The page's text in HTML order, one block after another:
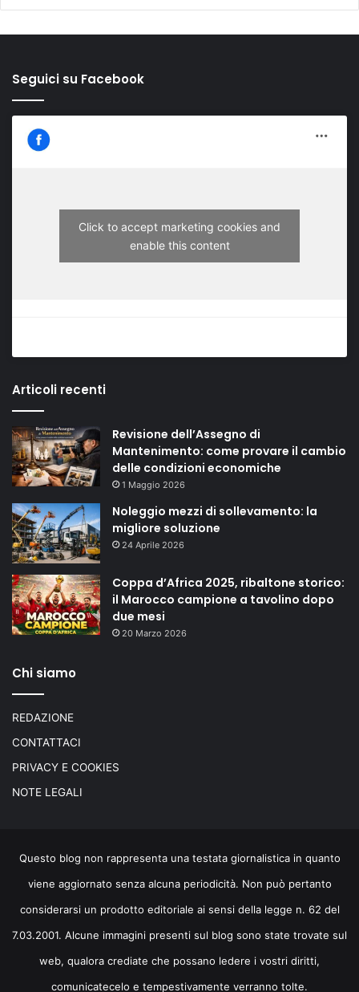
Seguici su Facebook
Click to accept marketing cookies and
enable this content
Articoli recenti
Revisione dell’Assegno di
Mantenimento: come provare il cambio
delle condizioni economiche
1 Maggio 2026
Noleggio mezzi di sollevamento: la
migliore soluzione
24 Aprile 2026
Coppa d’Africa 2025, ribaltone storico:
il Marocco campione a tavolino dopo
due mesi
20 Marzo 2026
Chi siamo
REDAZIONE
CONTATTACI
PRIVACY E COOKIES
NOTE LEGALI
Questo blog non rappresenta una testata giornalistica in quanto
viene aggiornato senza alcuna periodicità. Non può pertanto
considerarsi un prodotto editoriale ai sensi della legge n. 62 del
7.03.2001. Alcune immagini presenti sul blog sono state trovate sul
web, qualora crediate che possano ledere i vostri diritti,
comunicatecelo e tempestivamente verranno tolte.